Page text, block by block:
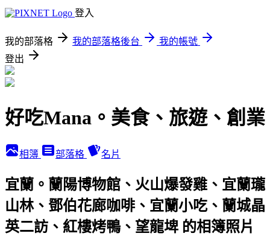
登入
我的部落格 我的部落格後台
我的帳號
登出
好吃Mana。美食、旅遊、創業
相簿 部落格 名片
宜蘭。蘭陽博物館、火山爆發雞、宜蘭瓏
山林、鄧伯花廊咖啡、宜蘭小吃、蘭城晶
英二訪、紅樓烤鴨、望龍埤 的相簿照片